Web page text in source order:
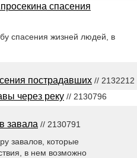
спасения
спасения жизней людей, в
пострадавших // 2132212
через реку // 2130796
завала // 2130791
завалов, которые
в нем возможно